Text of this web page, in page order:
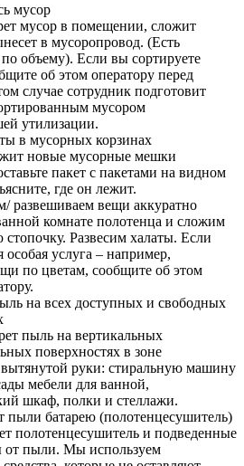
мусор
мусор в помещении, сложит
в мусоропровод. (Есть
объему). Если вы сортируете
об этом оператору перед
случае сотрудник подготовит
мусором
утилизации.
в мусорных корзинах
новые мусорные мешки
пакет с пакетами на видном
где он лежит.
развешиваем вещи аккуратно
комнате полотенца и сложим
стопочку. Развесим халаты. Если
особая услуга – например,
по цветам, сообщите об этом
на всех доступных и свободных
пыль на вертикальных
поверхностях в зоне
вытянутой руки: стиральную машину
мебели для ванной,
шкаф, полки и стеллажи.
пыли батарею (полотенцесушитель)
полотенцесушитель и подведенные
от пыли. Мы используем